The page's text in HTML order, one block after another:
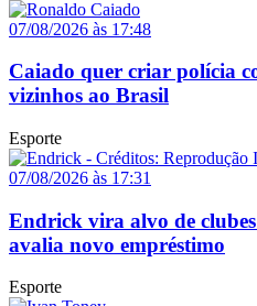
07/08/2026 às 17:48
Caiado quer criar polícia
vizinhos ao Brasil
Esporte
07/08/2026 às 17:31
Endrick vira alvo de
avalia novo empréstimo
Esporte